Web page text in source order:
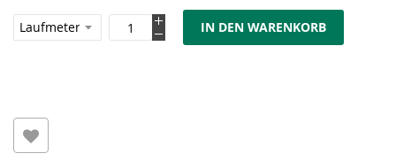
IN DEN WARENKORB